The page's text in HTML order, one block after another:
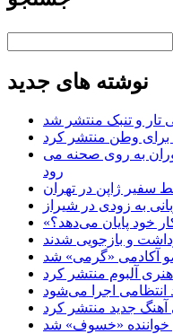
نوشته های جدید
تار و تنبک منتشر شد
وطن منتشر کرد
به روی صحنه می
رود
سفیر ژاپن در تهران
به زودی در شیراز
خود پایان می‌دهد؟
و بازجویی شدند
آکادمی «گرمی» شد
آلبوم منتشر کرد
انتظامی اجرا می‌شود
جدید منتشر کرد
خواننده «خسوف» شد